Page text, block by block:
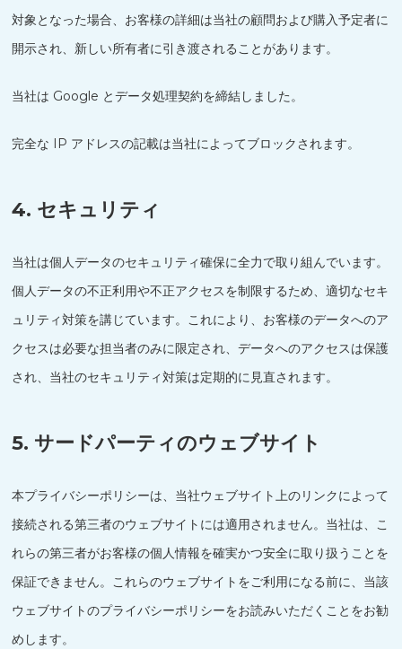
対象となった場合、お客様の詳細は当社の顧問および購入予定者に
開示され、新しい所有者に引き渡されることがあります。
当社は Google とデータ処理契約を締結しました。
完全な IP アドレスの記載は当社によってブロックされます。
4. セキュリティ
当社は個人データのセキュリティ確保に全力で取り組んでいます。
個人データの不正利用や不正アクセスを制限するため、適切なセキ
ュリティ対策を講じています。これにより、お客様のデータへのア
クセスは必要な担当者のみに限定され、データへのアクセスは保護
され、当社のセキュリティ対策は定期的に見直されます。
5. サードパーティのウェブサイト
本プライバシーポリシーは、当社ウェブサイト上のリンクによって
接続される第三者のウェブサイトには適用されません。当社は、こ
れらの第三者がお客様の個人情報を確実かつ安全に取り扱うことを
保証できません。これらのウェブサイトをご利用になる前に、当該
ウェブサイトのプライバシーポリシーをお読みいただくことをお勧
めします。